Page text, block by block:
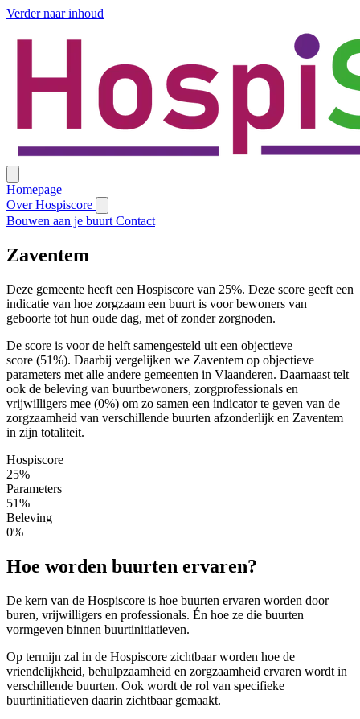
Verder naar inhoud
Homepage
Over Hospiscore
Bouwen aan je buurt Contact
Zaventem
Deze gemeente heeft een Hospiscore van 25%. Deze score geeft een
indicatie van hoe zorgzaam een buurt is voor bewoners van
geboorte tot hun oude dag, met of zonder zorgnoden.
De score is voor de helft samengesteld uit een objectieve
score (51%). Daarbij vergelijken we Zaventem op objectieve
parameters met alle andere gemeenten in Vlaanderen. Daarnaast telt
ook de beleving van buurtbewoners, zorgprofessionals en
vrijwilligers mee (0%) om zo samen een indicator te geven van de
zorgzaamheid van verschillende buurten afzonderlijk en Zaventem
in zijn totaliteit.
Hospiscore
25%
Parameters
51%
Beleving
0%
Hoe worden buurten ervaren?
De kern van de Hospiscore is hoe buurten ervaren worden door
buren, vrijwilligers en professionals. Én hoe ze die buurten
vormgeven binnen buurtinitiatieven.
Op termijn zal in de Hospiscore zichtbaar worden hoe de
vriendelijkheid, behulpzaamheid en zorgzaamheid ervaren wordt in
verschillende buurten. Ook wordt de rol van specifieke
buurtinitiatieven daarin zichtbaar gemaakt.